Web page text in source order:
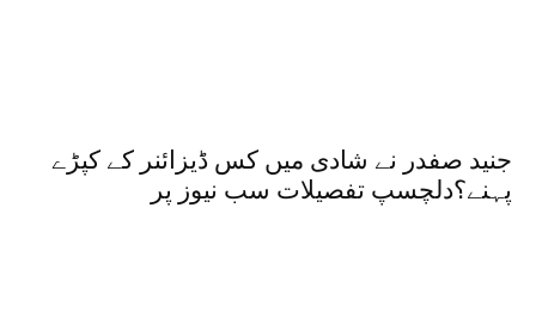
جنید صفدر نے شادی میں کس ڈیزائنر کے کپڑے
پہنے؟دلچسپ تفصیلات سب نیوز پر